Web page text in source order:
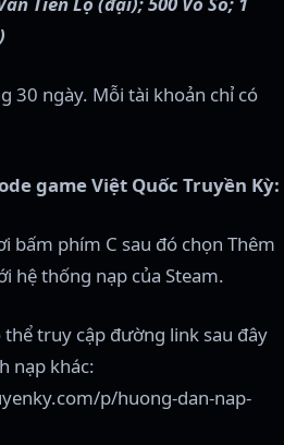
30 ngày. Mỗi tài khoản chỉ có
game Việt Quốc Truyền Kỳ:
bấm phím C sau đó chọn Thêm
hệ thống nạp của Steam.
truy cập đường link sau đây
nạp khác:
p/huong-dan-nap-